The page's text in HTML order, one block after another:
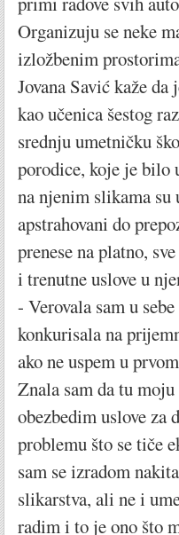
Organizuju se neke
izložbenim
Jovana Savić kaže
kao učenica šestog
srednju umetničku
porodice, koje je bilo
na njenim slikama su
apstrahovani do
prenese na platno,
i trenutne uslove u
- Verovala sam u
konkurisala na
ako ne uspem u
Znala sam da tu
obezbedim uslove za
problemu što se tiče
sam se izradom
slikarstva, ali ne i
radim i to je ono što